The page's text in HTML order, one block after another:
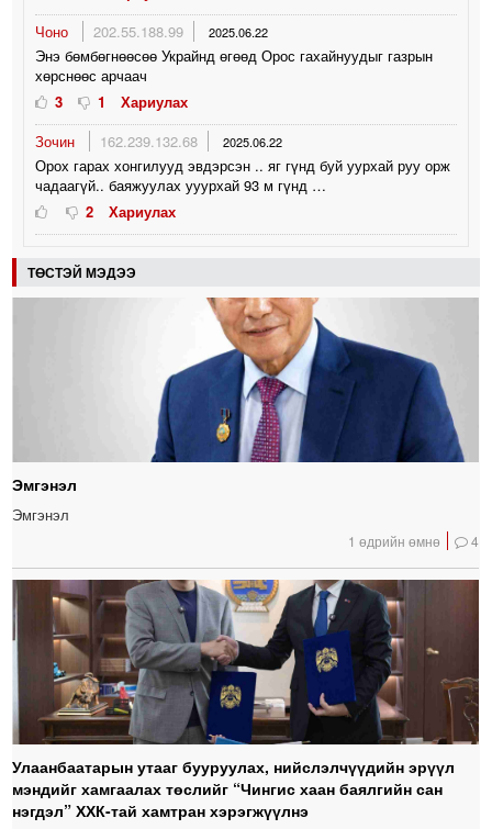
Чоно
202.55.188.99 2025.06.22
Энэ бөмбөгнөөсөө Украйнд өгөөд Орос гахайнуудыг газрын
хөрснөөс арчаач
3
1
Хариулах
Зочин
162.239.132.68 2025.06.22
Орох гарах хонгилууд эвдэрсэн .. яг гүнд буй уурхай руу орж
чадаагүй.. баяжуулах ууурхай 93 м гүнд …
2
Хариулах
ТӨСТЭЙ МЭДЭЭ
Эмгэнэл
Эмгэнэл
1 өдрийн өмнө 4
Улаанбаатарын утааг бууруулах, нийслэлчүүдийн эрүүл
мэндийг хамгаалах төслийг “Чингис хаан баялгийн сан
нэгдэл” ХХК-тай хамтран хэрэгжүүлнэ